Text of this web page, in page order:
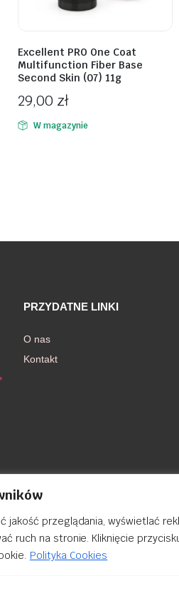
jakość przeglądania, wyświetlać
ruch na stronie. Kliknięcie
Polityka Cookies
Excellent PRO One Coat
Multifunction Fiber Base
Second Skin (07) 11g
29,00 zł
W magazynie
PRZYDATNE LINKI
O nas
Kontakt